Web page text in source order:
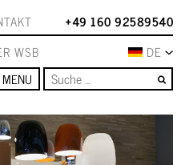
+49 160 92589540
WSB
DE
MENU